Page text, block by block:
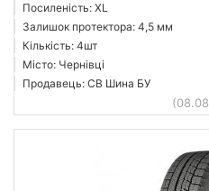
Посиленість: XL
Залишок протектора: 4,5 мм
Кількість: 4шт
Місто: Чернівці
Продавець: СВ Шина БУ